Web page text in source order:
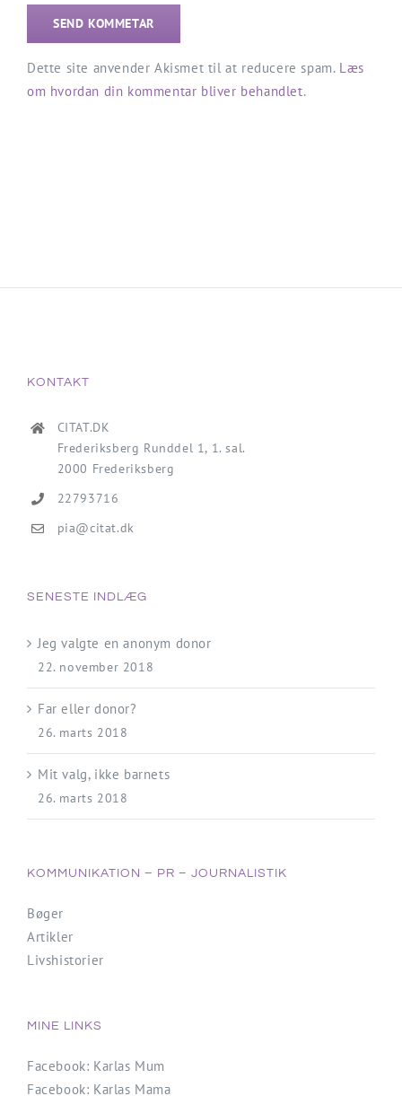
Dette site anvender Akismet til at reducere spam. Læs
om hvordan din kommentar bliver behandlet.
KONTAKT
CITAT.DK
Frederiksberg Runddel 1, 1. sal.
2000 Frederiksberg
22793716
pia@citat.dk
SENESTE INDLÆG
Jeg valgte en anonym donor
22. november 2018
Far eller donor?
26. marts 2018
Mit valg, ikke barnets
26. marts 2018
KOMMUNIKATION – PR – JOURNALISTIK
Bøger
Artikler
Livshistorier
MINE LINKS
Facebook: Karlas Mum
Facebook: Karlas Mama